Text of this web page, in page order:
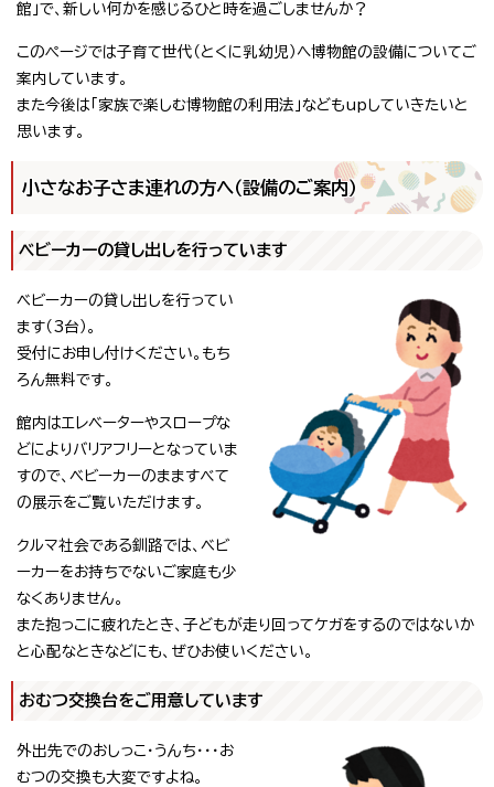
館」で、新しい何かを感じるひと時を過ごしませんか？
このページでは子育て世代（とくに乳幼児）へ博物館の設備についてご
案内しています。
また今後は「家族で楽しむ博物館の利用法」などもupしていきたいと
思います。
小さなお子さま連れの方へ（設備のご案内）
ベビーカーの貸し出しを行っています
ベビーカーの貸し出しを行ってい
ます（3台）。
受付にお申し付けください。もち
ろん無料です。
館内はエレベーターやスロープな
どによりバリアフリーとなっていま
すので、ベビーカーのまますべて
の展示をご覧いただけます。
クルマ社会である釧路では、ベビ
ーカーをお持ちでないご家庭も少
なくありません。
また抱っこに疲れたとき、子どもが走り回ってケガをするのではないか
と心配なときなどにも、ぜひお使いください。
おむつ交換台をご用意しています
外出先でのおしっこ・うんち・・・お
むつの交換も大変ですよね。